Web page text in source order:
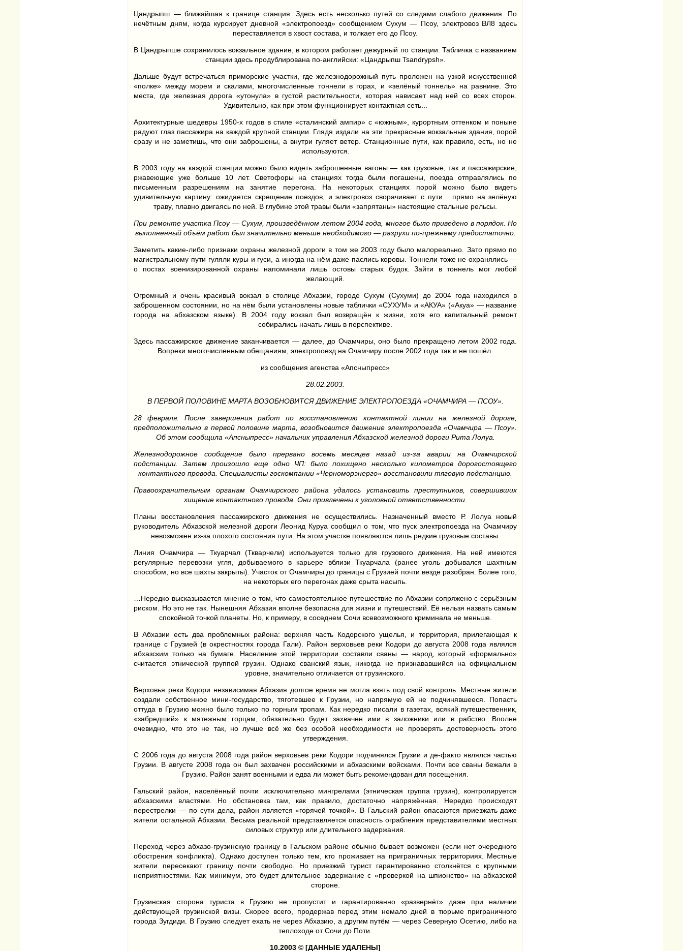
Цандрыпш — ближайшая к границе станция. Здесь есть несколько путей со следами слабого движения. По
нечётным дням, когда курсирует дневной «электропоезд» сообщением Сухум — Псоу, электровоз ВЛ8 здесь
переставляется в хвост состава, и толкает его до Псоу.
В Цандрыпше сохранилось вокзальное здание, в котором работает дежурный по станции. Табличка с названием
станции здесь продублирована по-английски: «Цандрыпш Tsandrypsh».
Дальше будут встречаться приморские участки, где железнодорожный путь проложен на узкой искусcтвенной
«полке» между морем и скалами, многочисленные тоннели в горах, и «зелёный тоннель» на равнине. Это
места, где железная дорога «утонула» в густой растительности, которая нависает над ней со всех сторон.
Удивительно, как при этом функционирует контактная сеть...
Архитектурные шедевры 1950-х годов в стиле «сталинский ампир» с «южным», курортным оттенком и поныне
радуют глаз пассажира на каждой крупной станции. Глядя издали на эти прекрасные вокзальные здания, порой
сразу и не заметишь, что они заброшены, а внутри гуляет ветер. Станционные пути, как правило, есть, но не
используются.
В 2003 году на каждой станции можно было видеть заброшенные вагоны — как грузовые, так и пассажирские,
ржавеющие уже больше 10 лет. Светофоры на станциях тогда были погашены, поезда отправлялись по
письменным разрешениям на занятие перегона. На некоторых станциях порой можно было видеть
удивительную картину: ожидается скрещение поездов, и электровоз сворачивает с пути... прямо на зелёную
траву, плавно двигаясь по ней. В глубине этой травы были «запрятаны» настоящие стальные рельсы.
При ремонте участка Псоу — Сухум, произведённом летом 2004 года, многое было приведено в порядок. Но
выполненный объём работ был значительно меньше необходимого — разрухи по-прежнему предостаточно.
Заметить какие-либо признаки охраны железной дороги в том же 2003 году было малореально. Зато прямо по
магистральному пути гуляли куры и гуси, а иногда на нём даже паслись коровы. Тоннели тоже не охранялись —
о постах военизированной охраны напоминали лишь остовы старых будок. Зайти в тоннель мог любой
желающий.
Огромный и очень красивый вокзал в столице Абхазии, городе Сухум (Сухуми) до 2004 года находился в
заброшенном состоянии, но на нём были установлены новые таблички «СУХУМ» и «АКУА» («Акуа» — название
города на абхазском языке). В 2004 году вокзал был возвращён к жизни, хотя его капитальный ремонт
собирались начать лишь в перспективе.
Здесь пассажирское движение заканчивается — далее, до Очамчиры, оно было прекращено летом 2002 года.
Вопреки многочисленным обещаниям, электропоезд на Очамчиру после 2002 года так и не пошёл.
из сообщения агенства «Апсныпресс»
28.02.2003.
В ПЕРВОЙ ПОЛОВИНЕ МАРТА ВОЗОБНОВИТСЯ ДВИЖЕНИЕ ЭЛЕКТРОПОЕЗДА «ОЧАМЧИРА — ПСОУ».
28 февраля. После завершения работ по восстановлению контактной линии на железной дороге,
предположительно в первой половине марта, возобновится движение электропоезда «Очамчира — Псоу».
Об этом сообщила «Апсныпресс» начальник управления Абхазской железной дороги Рита Лолуа.
Железнодорожное сообщение было прервано восемь месяцев назад из-за аварии на Очамчирской
подстанции. Затем произошло еще одно ЧП: было похищено несколько километров дорогостоящего
контактного провода. Специалисты госкомпании «Черноморэнерго» восстановили тяговую подстанцию.
Правоохранительным органам Очамчирского района удалось установить преступников, совершивших
хищение контактного провода. Они привлечены к уголовной ответственности.
Планы восстановления пассажирского движения не осуществились. Назначенный вместо Р. Лолуа новый
руководитель Абхазской железной дороги Леонид Куруа сообщил о том, что пуск электропоезда на Очамчиру
невозможен из-за плохого состояния пути. На этом участке появляются лишь редкие грузовые составы.
Линия Очамчира — Ткуарчал (Ткварчели) используется только для грузового движения. На ней имеются
регулярные перевозки угля, добываемого в карьере вблизи Ткуарчала (ранее уголь добывался шахтным
способом, но все шахты закрыты). Участок от Очамчиры до границы с Грузией почти везде разобран. Более того,
на некоторых его перегонах даже срыта насыпь.
…Нередко высказывается мнение о том, что самостоятельное путешествие по Абхазии сопряжено с серьёзным
риском. Но это не так. Нынешняя Абхазия вполне безопасна для жизни и путешествий. Её нельзя назвать самым
спокойной точкой планеты. Но, к примеру, в соседнем Сочи всевозможного криминала не меньше.
В Абхазии есть два проблемных района: верхняя часть Кодорского ущелья, и территория, прилегающая к
границе с Грузией (в окрестностях города Гали). Район верховьев реки Кодори до августа 2008 года являлся
абхазским только на бумаге. Население этой территории составли сваны — народ, который «формально»
считается этнической группой грузин. Однако сванский язык, никогда не признававшийся на официальном
уровне, значительно отличается от грузинского.
Верховья реки Кодори независимая Абхазия долгое время не могла взять под свой контроль. Местные жители
создали собственное мини-государство, тяготевшее к Грузии, но напрямую ей не подчинявшееся. Попасть
оттуда в Грузию можно было только по горным тропам. Как нередко писали в газетах, всякий путешественник,
«забредший» к мятежным горцам, обязательно будет захвачен ими в заложники или в рабство. Вполне
очевидно, что это не так, но лучше всё же без особой необходимости не проверять достоверность этого
утверждения.
С 2006 года до августа 2008 года район верховьев реки Кодори подчинялся Грузии и де-факто являлся частью
Грузии. В августе 2008 года он был захвачен российскими и абхазскими войсками. Почти все сваны бежали в
Грузию. Район занят военными и едва ли может быть рекомендован для посещения.
Гальский район, населённый почти исключительно мингрелами (этническая группа грузин), контролируется
абхазскими властями. Но обстановка там, как правило, достаточно напряжённая. Нередко происходят
перестрелки — по сути дела, район является «горячей точкой». В Гальский район опасаются приезжать даже
жители остальной Абхазии. Весьма реальной представляется опасность ограбления представителями местных
силовых структур или длительного задержания.
Переход через абхазо-грузинскую границу в Гальском районе обычно бывает возможен (если нет очередного
обострения конфликта). Однако доступен только тем, кто проживает на приграничных территориях. Местные
жители пересекают границу почти свободно. Но приезжий турист гарантированно столкнётся с крупными
неприятностями. Как минимум, это будет длительное задержание с «проверкой на шпионство» на абхазской
стороне.
Грузинская сторона туриста в Грузию не пропустит и гарантированно «развернёт» даже при наличии
действующей грузинской визы. Скорее всего, продержав перед этим немало дней в тюрьме приграничного
города Зугдиди. В Грузию следует ехать не через Абхазию, а другим путём — через Северную Осетию, либо на
теплоходе от Сочи до Поти.
10.2003 ©[ДАННЫЕ УДАЛЕНЫ]